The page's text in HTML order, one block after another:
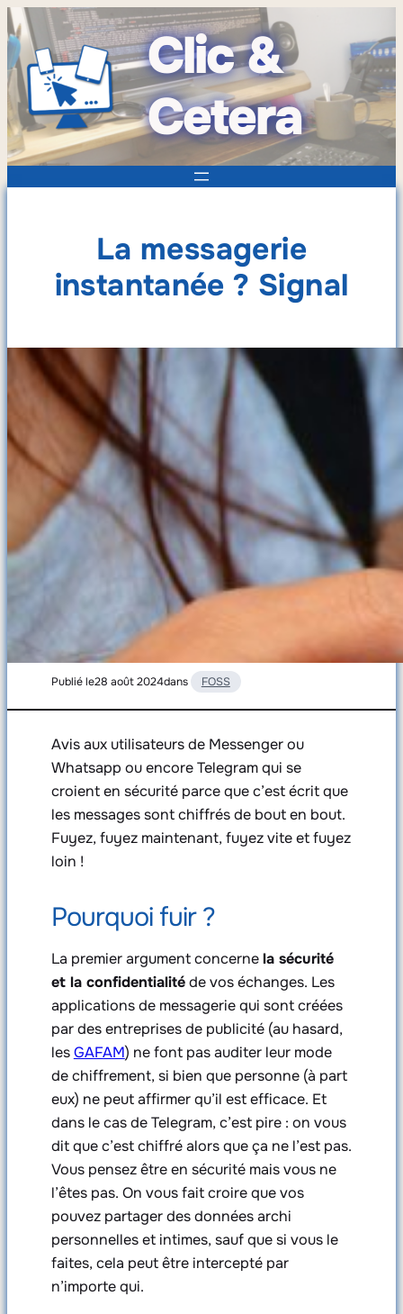
Clic &
Cetera
La messagerie
instantanée ? Signal
Publié le28 août 2024dans FOSS
Avis aux utilisateurs de Messenger ou
Whatsapp ou encore Telegram qui se
croient en sécurité parce que c’est écrit que
les messages sont chiffrés de bout en bout.
Fuyez, fuyez maintenant, fuyez vite et fuyez
loin !
Pourquoi fuir ?
La premier argument concernela sécurité
et la confidentialitéde vos échanges. Les
applications de messagerie qui sont créées
par des entreprises de publicité (au hasard,
lesGAFAM) ne font pas auditer leur mode
de chiffrement, si bien que personne (à part
eux) ne peut affirmer qu’il est efficace. Et
dans le cas de Telegram, c’est pire : on vous
dit que c’est chiffré alors que ça ne l’est pas.
Vous pensez être en sécurité mais vous ne
l’êtes pas. On vous fait croire que vos
pouvez partager des données archi
personnelles et intimes, sauf que si vous le
faites, cela peut être intercepté par
n’importe qui.